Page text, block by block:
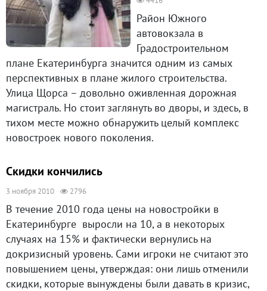
Район Южного
автовокзала в
Градостроительном
плане Екатеринбурга значится одним из самых
перспективных в плане жилого строительства.
Улица Щорса – довольно оживленная дорожная
магистраль. Но стоит заглянуть во дворы, и здесь, в
тихом месте можно обнаружить целый комплекс
новостроек нового поколения.
Скидки кончились
3 ноября 2010 2796
В течение 2010 года цены на новостройки в
Екатеринбурге выросли на 10, а в некоторых
случаях на 15% и фактически вернулись на
докризисный уровень. Сами игроки не считают это
повышением цены, утверждая: они лишь отменили
скидки, которые вынуждены были давать в кризис,